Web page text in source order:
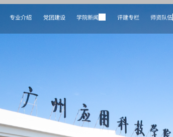
专业介绍 党团建设 学院新闻 评建专栏 师资队伍